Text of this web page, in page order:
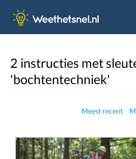
2 instructies met
'bochtentechniek'
Meest recent